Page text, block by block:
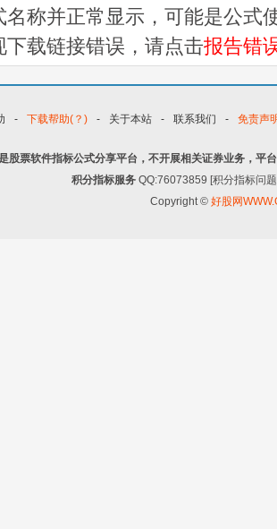
名称并正常显示，可能是公式
下载链接错误，请点击报告错
- 下载帮助(？) - 关于本站 - 联系我们 - 免责声
股票软件指标公式分享平台，不开展相关证券业务，平
积分指标服务 QQ:76073859 [积分指标问
Copyright © 好股网